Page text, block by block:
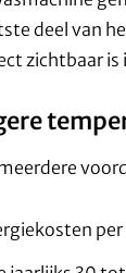
deel van
zichtbaar is